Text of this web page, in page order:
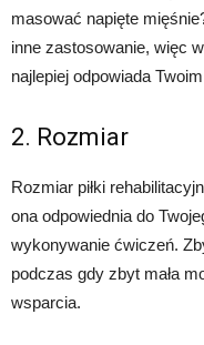
masować napięte
inne zastosowanie, więc
najlepiej odpowiada
2. Rozmiar
Rozmiar piłki
ona odpowiednia do
wykonywanie ćwiczeń.
podczas gdy zbyt mała
wsparcia.